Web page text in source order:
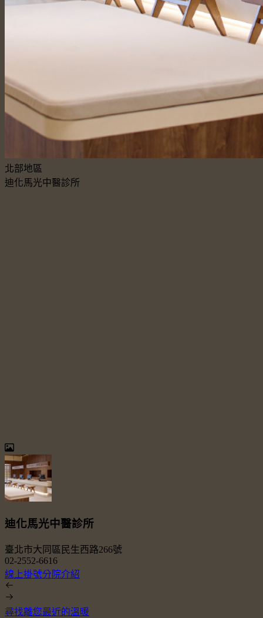
北部地區
迪化馬光中醫診所
迪化馬光中醫診所
臺北市大同區民生西路266號
02-2552-6616
線上掛號分院介紹
尋找離您最近的溫暖